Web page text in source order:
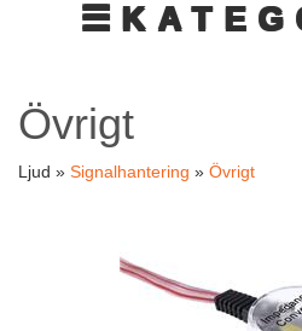
Övrigt
Ljud » Signalhantering » Övrigt